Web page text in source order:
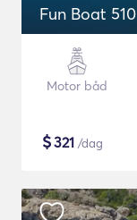
Fun Boat 510
Motor båd
$321 /dag